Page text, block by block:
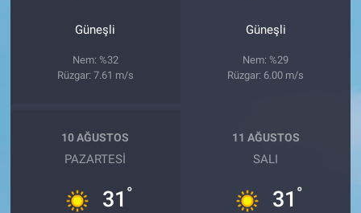
Güneşli
Nem: %32
Rüzgar: 7.61 m/s
Güneşli
Nem: %29
Rüzgar: 6.00 m/s
10 AĞUSTOS
PAZARTESI
31 °
11 AĞUSTOS
SALI
31 °